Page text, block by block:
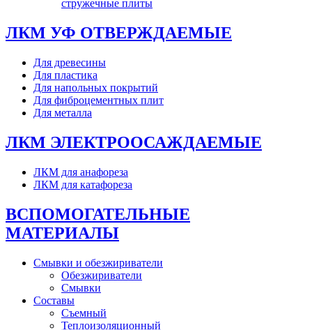
стружечные плиты
ЛКМ УФ ОТВЕРЖДАЕМЫЕ
Для древесины
Для пластика
Для напольных покрытий
Для фиброцементных плит
Для металла
ЛКМ ЭЛЕКТРООСАЖДАЕМЫЕ
ЛКМ для анафореза
ЛКМ для катафореза
ВСПОМОГАТЕЛЬНЫЕ
МАТЕРИАЛЫ
Смывки и обезжириватели
Обезжириватели
Смывки
Составы
Съемный
Теплоизоляционный